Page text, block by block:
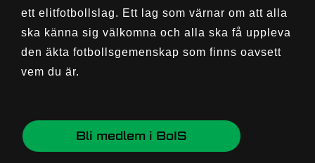
ett elitfotbollslag. Ett lag som värnar om att alla
ska känna sig välkomna och alla ska få uppleva
den äkta fotbollsgemenskap som finns oavsett
vem du är.
Bli medlem i BoIS